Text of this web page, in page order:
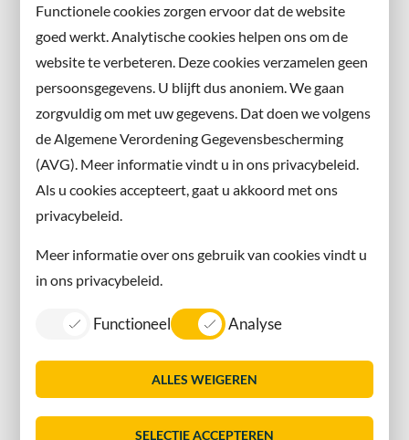
Functionele cookies zorgen ervoor dat de website
goed werkt. Analytische cookies helpen ons om de
website te verbeteren. Deze cookies verzamelen geen
persoonsgegevens. U blijft dus anoniem. We gaan
zorgvuldig om met uw gegevens. Dat doen we volgens
de Algemene Verordening Gegevensbescherming
(AVG). Meer informatie vindt u in ons privacybeleid.
Als u cookies accepteert, gaat u akkoord met ons
privacybeleid.
Meer informatie over ons gebruik van cookies vindt u
in ons privacybeleid.
Functioneel Analyse
ALLES WEIGEREN
SELECTIE ACCEPTEREN
en volg ons ook op sociale media.
Facebook
X
Instagram
Contact met de gemeente
Contact
Information in English
Sitemap
Toegankelijkheid